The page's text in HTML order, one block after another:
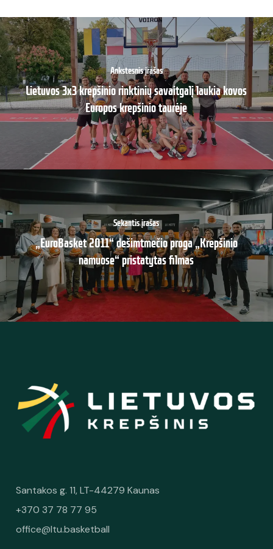
Ankstesnis įrašas
Lietuvos 3x3 krepšinio rinktinių savaitgalį laukia kovos
Europos krepšinio taurėje
Sekantis įrašas
„EuroBasket 2011“ dešimtmečio proga „Krepšinio
namuose“ pristatytas filmas
Santakos g. 11, LT-44279 Kaunas
+370 37 78 77 95
office@ltu.basketball